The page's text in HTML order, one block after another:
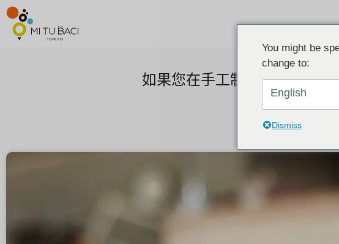
如果您在手工制作和现成戒指
You might be
change to:
English
Dismiss